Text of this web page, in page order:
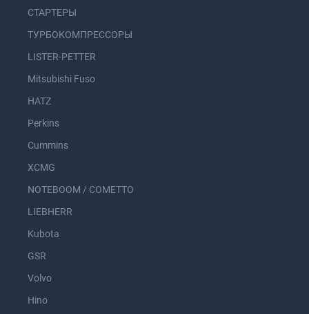
СТАРТЕРЫ
ТУРБОКОМПРЕССОРЫ
LISTER-PETTER
Mitsubishi Fuso
HATZ
Perkins
Cummins
XCMG
NOTEBOOM / COMETTO
LIEBHERR
Kubota
GSR
Volvo
Hino